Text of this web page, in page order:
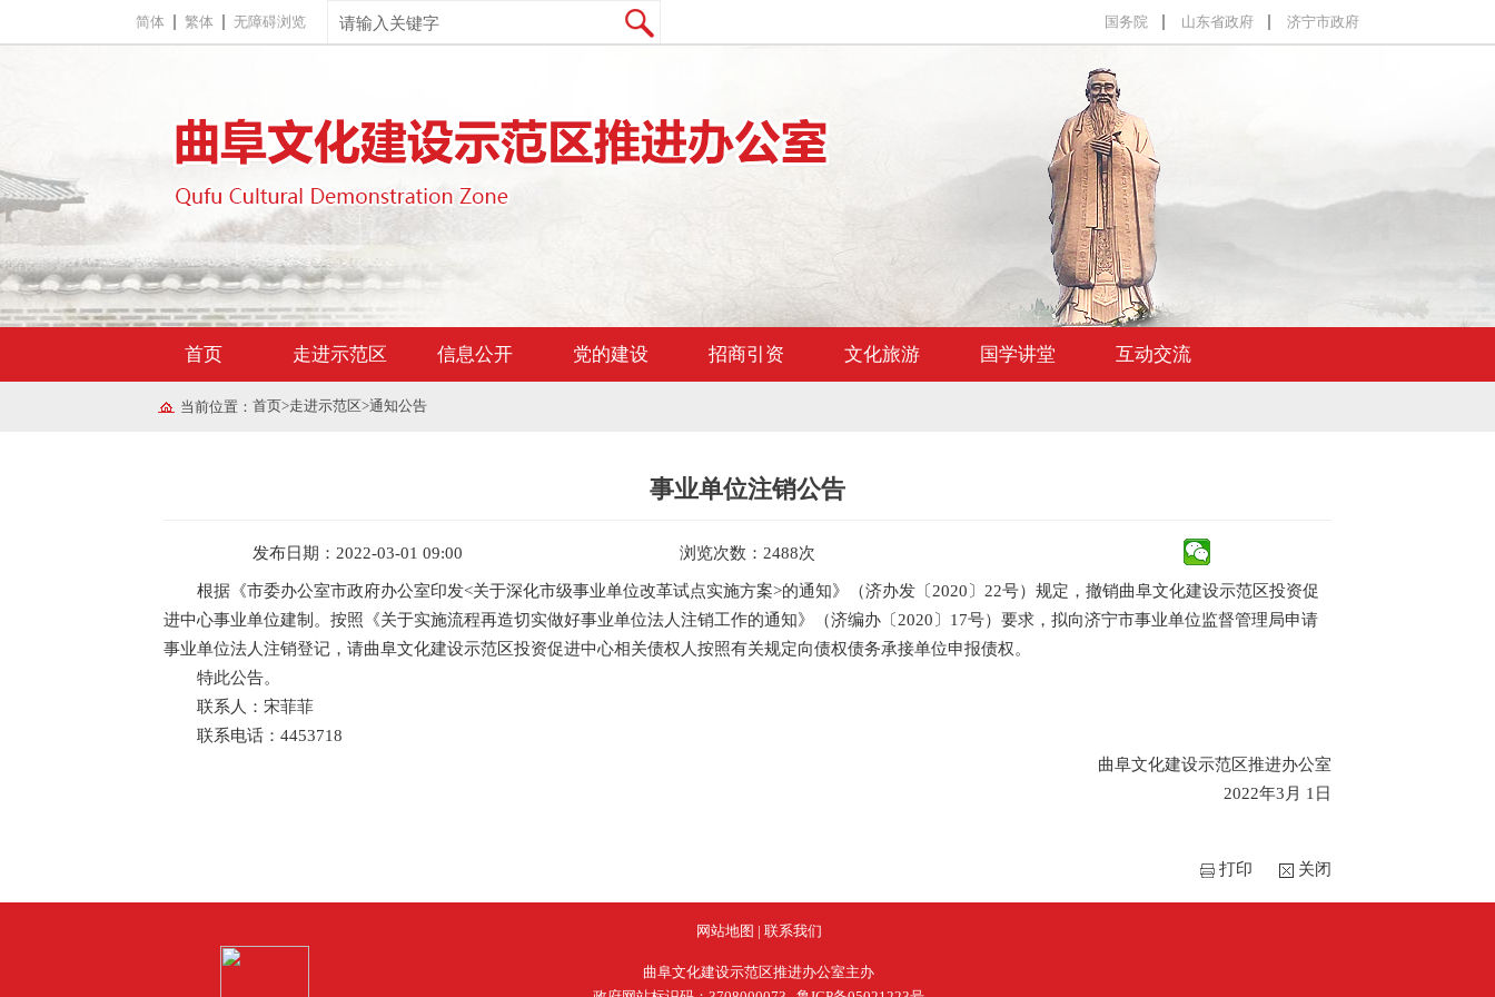
简体 繁体 无障碍浏览 济宁市政府
山东省政府
国务院
首页 走进示范区 信息公开 党的建设 招商引资 文化旅游 国学讲堂 互动交流
当前位置： 首页>走进示范区>通知公告
事业单位注销公告
发布日期：2022-03-01 09:00 浏览次数： 2488次
根据《市委办公室市政府办公室印发<关于深化市级事业单位改革试点实施方案>的通知》（济办发〔2020〕22号）规定，撤销曲阜文化建设示范区投资促
进中心事业单位建制。按照《关于实施流程再造切实做好事业单位法人注销工作的通知》（济编办〔2020〕17号）要求，拟向济宁市事业单位监督管理局申请
事业单位法人注销登记，请曲阜文化建设示范区投资促进中心相关债权人按照有关规定向债权债务承接单位申报债权。
特此公告。
联系人：宋菲菲
联系电话：4453718
曲阜文化建设示范区推进办公室
2022年3月 1日
打印 关闭
网站地图 | 联系我们
曲阜文化建设示范区推进办公室主办